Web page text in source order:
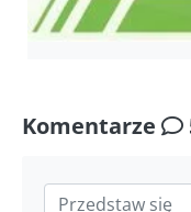
Komentarze